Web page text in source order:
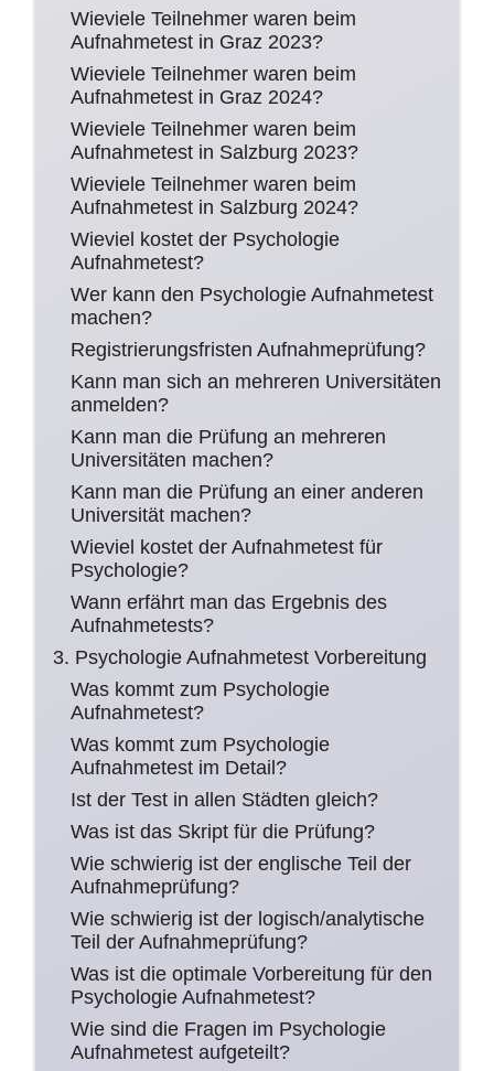
Wieviele Teilnehmer waren beim
Aufnahmetest in Graz 2023?
Wieviele Teilnehmer waren beim
Aufnahmetest in Graz 2024?
Wieviele Teilnehmer waren beim
Aufnahmetest in Salzburg 2023?
Wieviele Teilnehmer waren beim
Aufnahmetest in Salzburg 2024?
Wieviel kostet der Psychologie
Aufnahmetest?
Wer kann den Psychologie Aufnahmetest
machen?
Registrierungsfristen Aufnahmeprüfung?
Kann man sich an mehreren Universitäten
anmelden?
Kann man die Prüfung an mehreren
Universitäten machen?
Kann man die Prüfung an einer anderen
Universität machen?
Wieviel kostet der Aufnahmetest für
Psychologie?
Wann erfährt man das Ergebnis des
Aufnahmetests?
3. Psychologie Aufnahmetest Vorbereitung
Was kommt zum Psychologie
Aufnahmetest?
Was kommt zum Psychologie
Aufnahmetest im Detail?
Ist der Test in allen Städten gleich?
Was ist das Skript für die Prüfung?
Wie schwierig ist der englische Teil der
Aufnahmeprüfung?
Wie schwierig ist der logisch/analytische
Teil der Aufnahmeprüfung?
Was ist die optimale Vorbereitung für den
Psychologie Aufnahmetest?
Wie sind die Fragen im Psychologie
Aufnahmetest aufgeteilt?